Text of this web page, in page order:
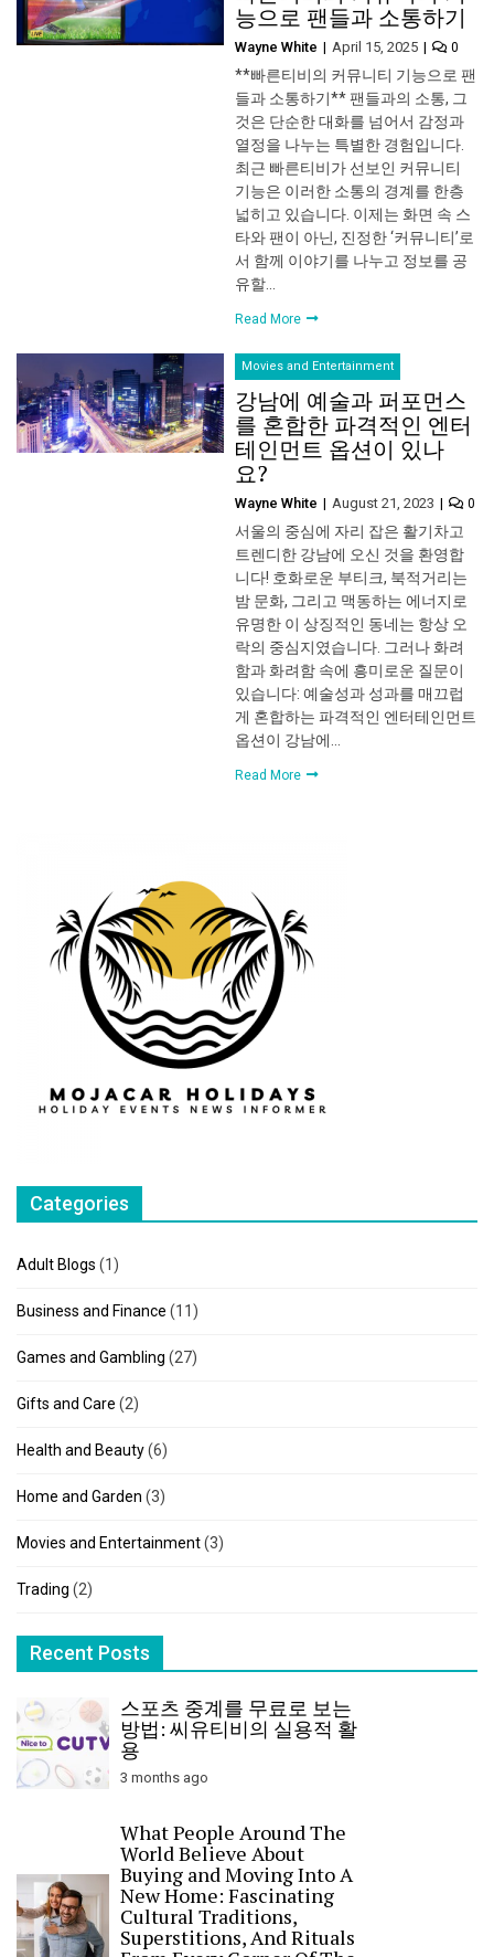
능으로 팬들과 소통하기
Wayne White April 15, 2025 0
**빠른티비의 커뮤니티 기능으로 팬
들과 소통하기** 팬들과의 소통, 그
것은 단순한 대화를 넘어서 감정과
열정을 나누는 특별한 경험입니다.
최근 빠른티비가 선보인 커뮤니티
기능은 이러한 소통의 경계를 한층
넓히고 있습니다. 이제는 화면 속 스
타와 팬이 아닌, 진정한 ‘커뮤니티’로
서 함께 이야기를 나누고 정보를 공
유할…
Read More
Movies and Entertainment
강남에 예술과 퍼포먼스
를 혼합한 파격적인 엔터
테인먼트 옵션이 있나
요?
Wayne White August 21, 2023 0
서울의 중심에 자리 잡은 활기차고
트렌디한 강남에 오신 것을 환영합
니다! 호화로운 부티크, 북적거리는
밤 문화, 그리고 맥동하는 에너지로
유명한 이 상징적인 동네는 항상 오
락의 중심지였습니다. 그러나 화려
함과 화려함 속에 흥미로운 질문이
있습니다: 예술성과 성과를 매끄럽
게 혼합하는 파격적인 엔터테인먼트
옵션이 강남에…
Read More
Categories
Adult Blogs (1)
Business and Finance (11)
Games and Gambling (27)
Gifts and Care (2)
Health and Beauty(6)
Home and Garden (3)
Movies and Entertainment(3)
Trading (2)
Recent Posts
스포츠 중계를 무료로 보는
방법: 씨유티비의 실용적 활
용
3 months ago
What People Around The
World Believe About
Buying and Moving Into A
New Home: Fascinating
Cultural Traditions,
Superstitions, And Rituals